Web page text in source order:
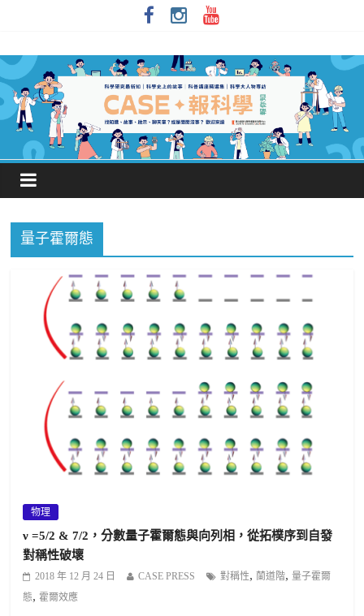
量子霍爾態
物理
ν =5/2 & 7/2，分數量子霍爾態與向列相，從拓樸序到自發
對稱性破壞
2018 年 12 月 24 日 CASE PRESS 對稱性,蘭道階,量子霍爾
態, 霍爾效應